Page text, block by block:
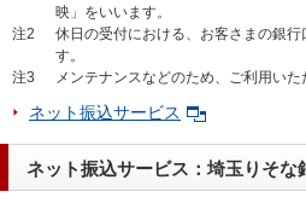
映」をいいます。
注2
休日の受付における、お客さまの銀
す。
注3
メンテナンスなどのため、ご利用いた
ネット振込サービス
ネット振込サービス：埼玉りそな